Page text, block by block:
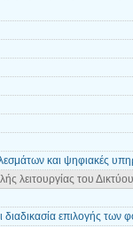
και ψηφιακές
λειτουργίας του Δικτύου
επιλογής των